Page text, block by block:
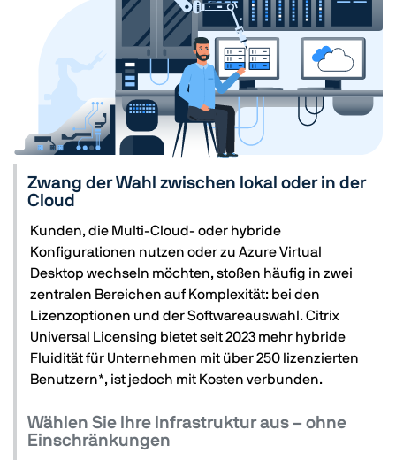
Zwang der Wahl zwischen lokal oder in der
Cloud
Kunden, die Multi-Cloud- oder hybride
Konfigurationen nutzen oder zu Azure Virtual
Desktop wechseln möchten, stoßen häufig in zwei
zentralen Bereichen auf Komplexität: bei den
Lizenzoptionen und der Softwareauswahl. Citrix
Universal Licensing bietet seit 2023 mehr hybride
Fluidität für Unternehmen mit über 250 lizenzierten
Benutzern*, ist jedoch mit Kosten verbunden.
Wählen Sie Ihre Infrastruktur aus – ohne
Einschränkungen